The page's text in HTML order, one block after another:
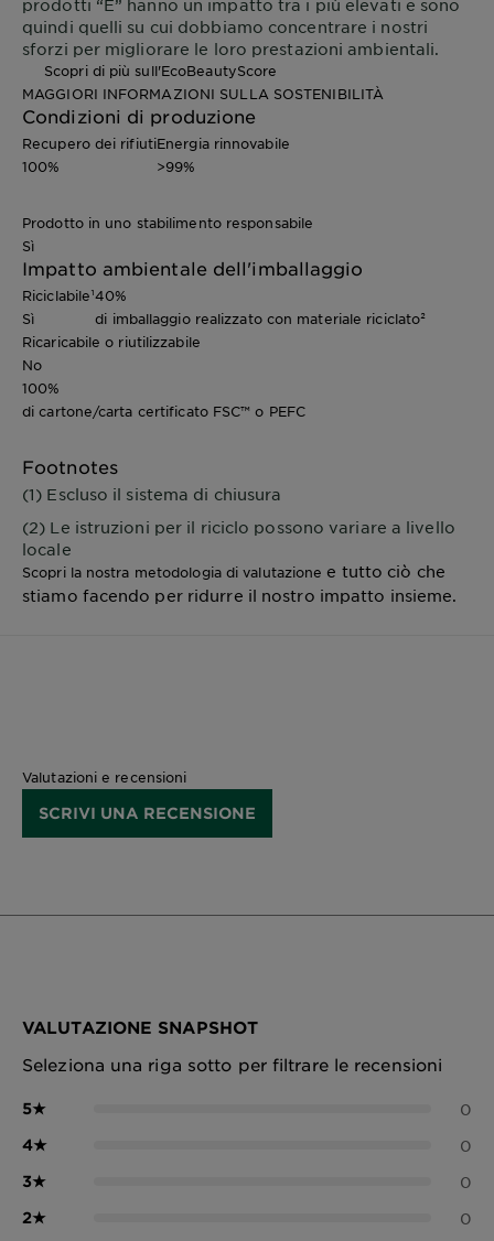
prodotti “E” hanno un impatto tra i più elevati e sono
quindi quelli su cui dobbiamo concentrare i nostri
sforzi per migliorare le loro prestazioni ambientali.
Scopri di più sull'EcoBeautyScore
MAGGIORI INFORMAZIONI SULLA SOSTENIBILITÀ
Condizioni di produzione
Recupero dei rifiuti
100%
Energia rinnovabile
>99%
Prodotto in uno stabilimento responsabile
Sì
Impatto ambientale dell'imballaggio
Riciclabile¹
Sì
40%
di imballaggio realizzato con materiale riciclato²
Ricaricabile o riutilizzabile
No
100%
di cartone/carta certificato FSC™ o PEFC
Footnotes
(1) Escluso il sistema di chiusura
(2) Le istruzioni per il riciclo possono variare a livello
locale
Scopri la nostra metodologia di valutazione e tutto ciò che
stiamo facendo per ridurre il nostro impatto insieme.
Valutazioni e recensioni
SCRIVI UNA RECENSIONE
VALUTAZIONE SNAPSHOT
Seleziona una riga sotto per filtrare le recensioni
5★ 0
4★ 0
3★ 0
2★ 0